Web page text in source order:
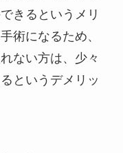
きるというメリ
術になるため、
ない方は、少々
というデメリッ